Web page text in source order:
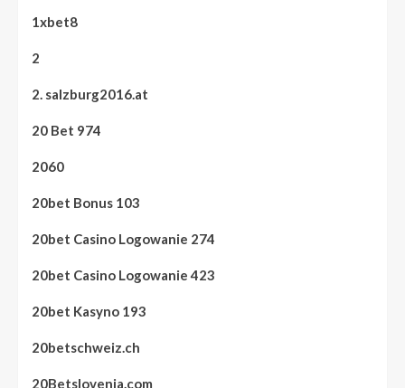
1xbet8
2
2. salzburg2016.at
20 Bet 974
2060
20bet Bonus 103
20bet Casino Logowanie 274
20bet Casino Logowanie 423
20bet Kasyno 193
20betschweiz.ch
20Betslovenia.com